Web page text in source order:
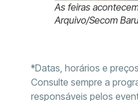
As feiras
Arquivo/Secom
*Datas, horários e
Consulte sempre a
responsáveis pelos